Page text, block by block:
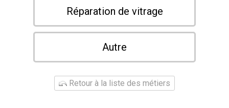
Réparation de vitrage
Autre
Retour à la liste des métiers